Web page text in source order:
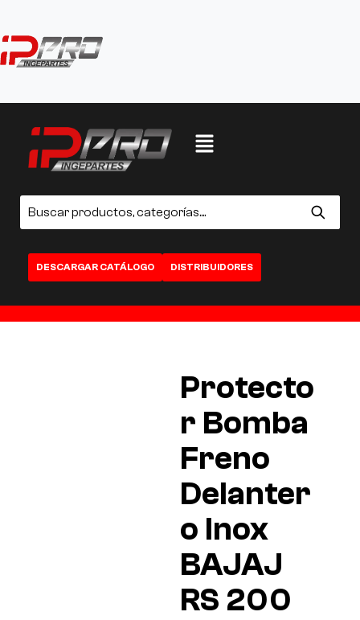
DESCARGAR CATÁLOGO DISTRIBUIDORES
Protecto
r Bomba
Freno
Delanter
o Inox
BAJAJ
RS 200